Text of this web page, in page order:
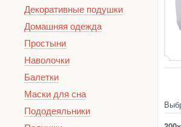
Декоративные подушки
Домашняя одежда
Простыни
Наволочки
Балетки
Маски для сна
Пододеяльники